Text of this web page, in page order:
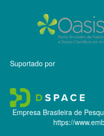
Suportado por
Empresa Brasileira de
https://